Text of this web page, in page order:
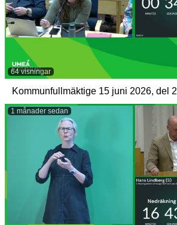
64 visningar
Kommunfullmäktige 15 juni 2026, del 2
1 månader sedan